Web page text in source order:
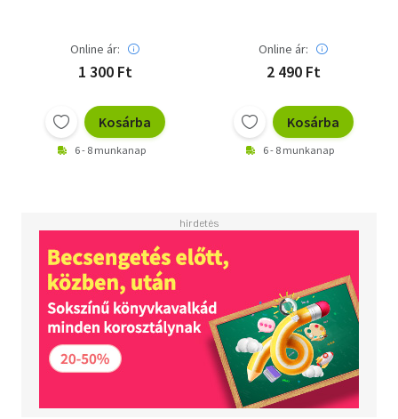
Online ár:
1 300 Ft
Kosárba
6 - 8 munkanap
Online ár:
2 490 Ft
Kosárba
6 - 8 munkanap